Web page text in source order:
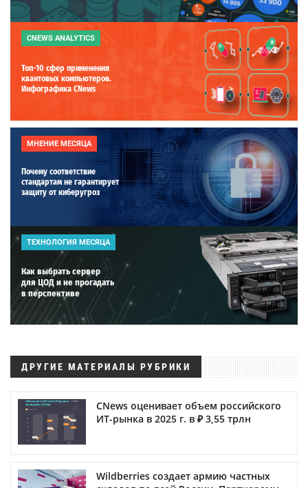
CNEWS ANALYTICS
Топ-10 сфер применения
квантовых компьютеров.
Инфографика CNews
МНЕНИЕ МЕСЯЦА
Почему соответствие
стандартам не гарантирует
защиту от киберугроз
ТЕХНОЛОГИЯ МЕСЯЦА
Как выбрать сервер
для ЦОД и не прогадать
в перспективе
ДРУГИЕ МАТЕРИАЛЫ РУБРИКИ
CNews оценивает объем российского
ИТ-рынка в 2025 г. в ₽ 3,55 трлн
Wildberries создает армию частных